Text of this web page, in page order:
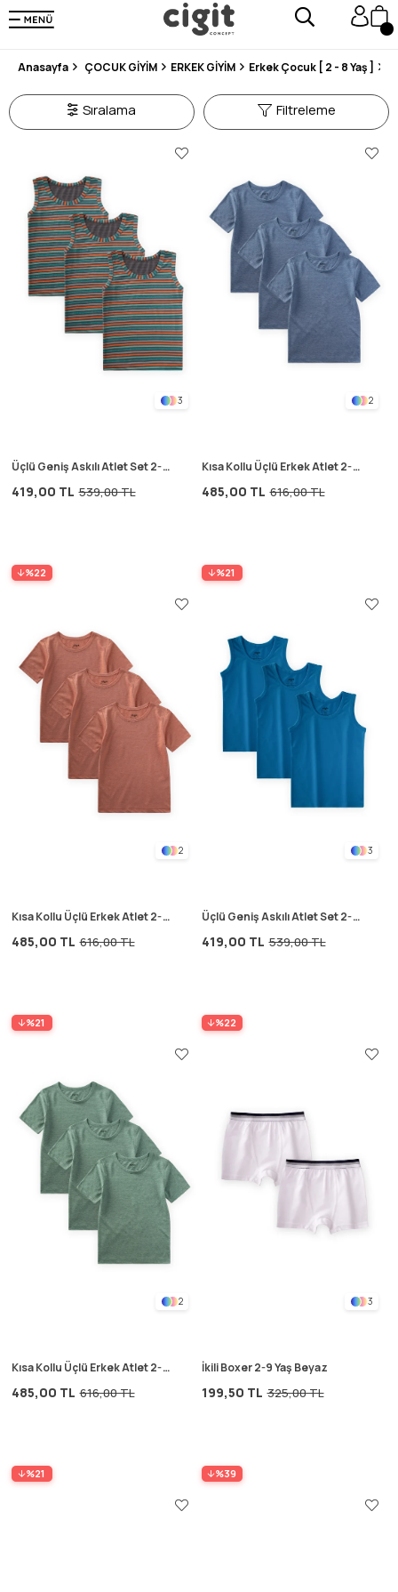
250.000'DEN FAZLA DEĞERLENDİRMEDE 5 ÜZERİNDEN 4.8 PUAN ALDI ⭐⭐⭐⭐⭐
3 MİLYONDAN FAZLA MUTLU MÜŞTERİ ❤️ 10 MİLYON ÜRÜN
Anasayfa ÇOCUK GİYİM ERKEK GİYİM Erkek Çocuk [ 2 - 8 Yaş ]
Filtreleme
Sıralama
3
Üçlü Geniş Askılı Atlet Set 2-9
419,00 TL 539,00 TL
%22
2
Kısa Kollu Üçlü Erkek Atlet 2-9
485,00 TL 616,00 TL
%21
2
Kısa Kollu Üçlü Erkek Atlet 2-9
485,00 TL 616,00 TL
%21
3
Üçlü Geniş Askılı Atlet Set 2-9
419,00 TL 539,00 TL
%22
2
Kısa Kollu Üçlü Erkek Atlet 2-9
485,00 TL 616,00 TL
%21
3
İkili Boxer 2-9 Yaş Beyaz
199,50 TL 325,00 TL
%39